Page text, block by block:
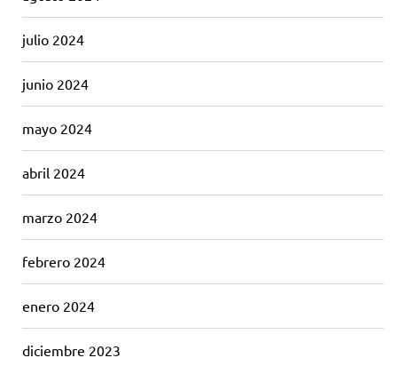
julio 2024
junio 2024
mayo 2024
abril 2024
marzo 2024
febrero 2024
enero 2024
diciembre 2023